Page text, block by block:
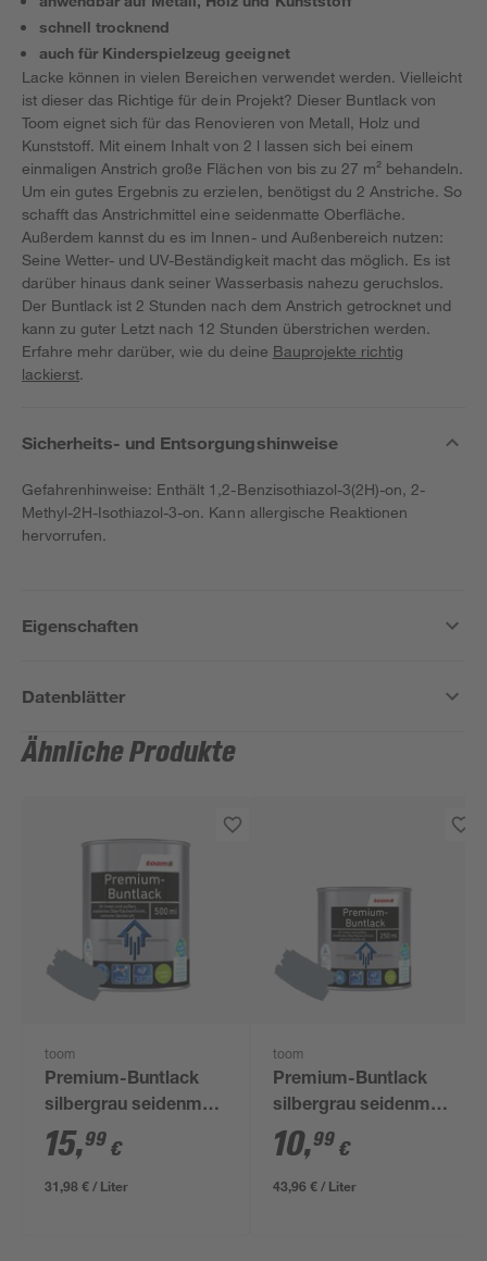
schnell trocknend
auch für Kinderspielzeug geeignet
Lacke können in vielen Bereichen verwendet werden. Vielleicht
ist dieser das Richtige für dein Projekt? Dieser Buntlack von
Toom eignet sich für das Renovieren von Metall, Holz und
Kunststoff. Mit einem Inhalt von 2 l lassen sich bei einem
einmaligen Anstrich große Flächen von bis zu 27 m² behandeln.
Um ein gutes Ergebnis zu erzielen, benötigst du 2 Anstriche. So
schafft das Anstrichmittel eine seidenmatte Oberfläche.
Außerdem kannst du es im Innen- und Außenbereich nutzen:
Seine Wetter- und UV-Beständigkeit macht das möglich. Es ist
darüber hinaus dank seiner Wasserbasis nahezu geruchslos.
Der Buntlack ist 2 Stunden nach dem Anstrich getrocknet und
kann zu guter Letzt nach 12 Stunden überstrichen werden.
Erfahre mehr darüber, wie du deine Bauprojekte richtig
lackierst.
Sicherheits- und Entsorgungshinweise
Gefahrenhinweise: Enthält 1,2-Benzisothiazol-3(2H)-on, 2-
Methyl-2H-Isothiazol-3-on. Kann allergische Reaktionen
hervorrufen.
Eigenschaften
Datenblätter
Ähnliche Produkte
toom
Premium-Buntlack
silbergrau seidenmatt
500 ml
15,99 €
31,98 € / Liter
toom
Premium-Buntlack
silbergrau seidenmatt
250 ml
10,99 €
43,96 € / Liter